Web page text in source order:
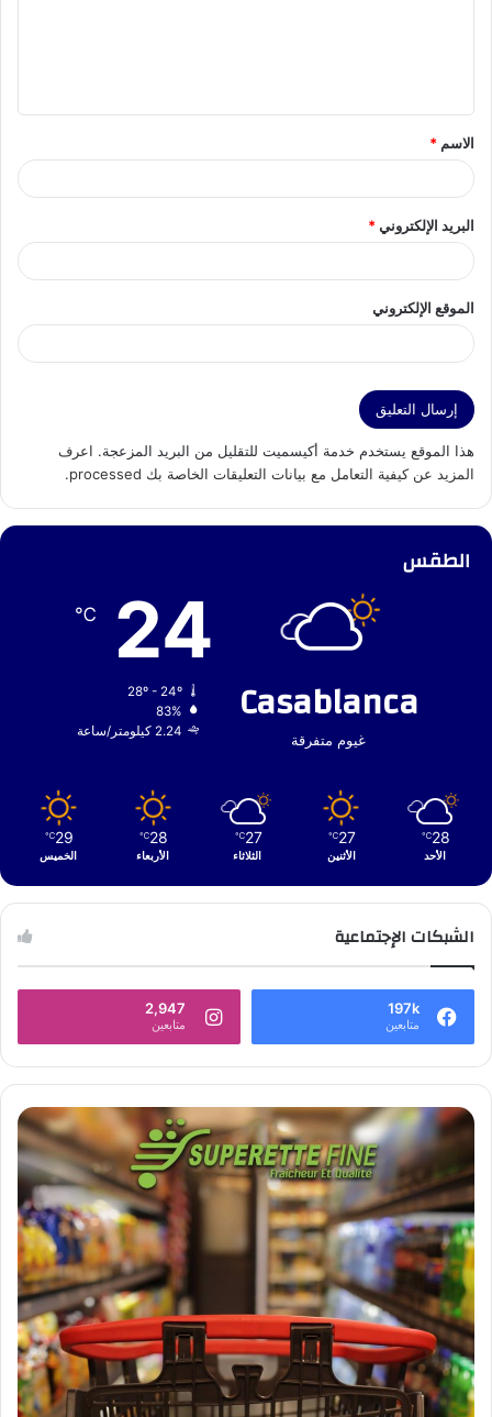
ق
*
الاسم *
البريد الإلكتروني*
الموقع الإلكتروني
هذا الموقع يستخدم خدمة أكيسميت للتقليل من البريد المزعجة. اعرف
المزيد عن كيفية التعامل مع بيانات التعليقات الخاصة بك processed
.
الطقس
Casablanca
غيوم متفرقة
24
℃
28º - 24º
83%
2.24 كيلومتر/ساعة
28
℃
الأحد
27
℃
الأثنين
27
℃
الثلاثاء
28
℃
الأربعاء
29
℃
الخميس
الشبكات الإجتماعية
197k
متابعين
2,947
متابعين